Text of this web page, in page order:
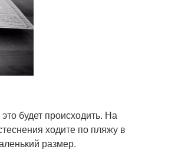
будет происходить. На
ходите по пляжу в
размер.